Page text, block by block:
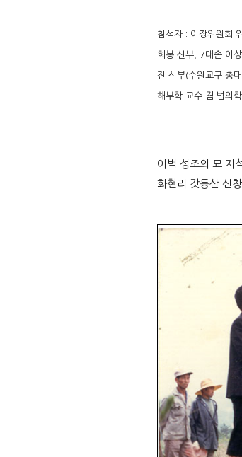
참석자 : 이장위원회
희봉 신부, 7대손 이
진 신부(수원교구 총
해부학 교수 겸 법의
이벽 성조의 묘
화현리 갓등산 신